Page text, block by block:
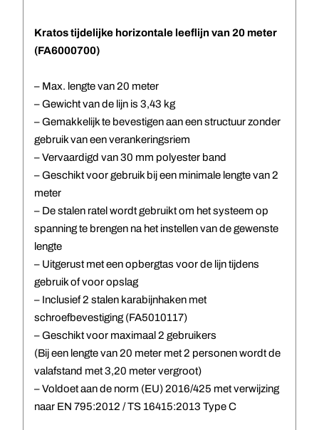
Kratos tijdelijke horizontale leeflijn van 20 meter
(FA6000700)
– Max. lengte van 20 meter
– Gewicht van de lijn is 3,43 kg
– Gemakkelijk te bevestigen aan een structuur zonder
gebruik van een verankeringsriem
– Vervaardigd van 30 mm polyester band
– Geschikt voor gebruik bij een minimale lengte van 2
meter
– De stalen ratel wordt gebruikt om het systeem op
spanning te brengen na het instellen van de gewenste
lengte
– Uitgerust met een opbergtas voor de lijn tijdens
gebruik of voor opslag
– Inclusief 2 stalen karabijnhaken met
schroefbevestiging (FA5010117)
– Geschikt voor maximaal 2 gebruikers
(Bij een lengte van 20 meter met 2 personen wordt de
valafstand met 3,20 meter vergroot)
– Voldoet aan de norm (EU) 2016/425 met verwijzing
naar EN 795:2012 / TS 16415:2013 Type C